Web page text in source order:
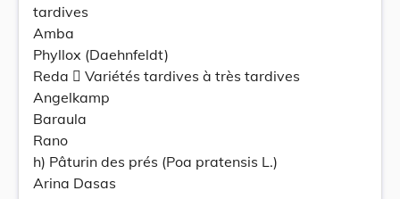
tardives
Amba
Phyllox (Daehnfeldt)
Reda  Variétés tardives à très tardives
Angelkamp
Baraula
Rano
h) Pâturin des prés (Poa pratensis L.)
Arina Dasas